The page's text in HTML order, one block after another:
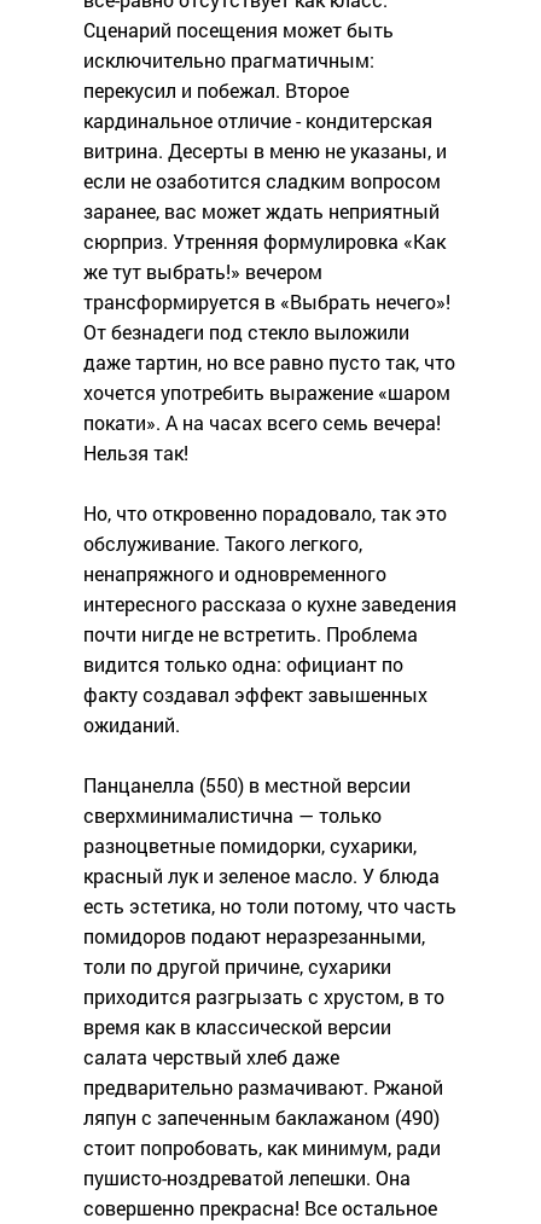
Сценарий посещения может быть
исключительно прагматичным:
перекусил и побежал. Второе
кардинальное отличие - кондитерская
витрина. Десерты в меню не указаны, и
если не озаботится сладким вопросом
заранее, вас может ждать неприятный
сюрприз. Утренняя формулировка «Как
же тут выбрать!» вечером
трансформируется в «Выбрать нечего»!
От безнадеги под стекло выложили
даже тартин, но все равно пусто так, что
хочется употребить выражение «шаром
покати». А на часах всего семь вечера!
Нельзя так!
Но, что откровенно порадовало, так это
обслуживание. Такого легкого,
ненапряжного и одновременного
интересного рассказа о кухне заведения
почти нигде не встретить. Проблема
видится только одна: официант по
факту создавал эффект завышенных
ожиданий.
Панцанелла (550) в местной версии
сверхминималистична — только
разноцветные помидорки, сухарики,
красный лук и зеленое масло. У блюда
есть эстетика, но толи потому, что часть
помидоров подают неразрезанными,
толи по другой причине, сухарики
приходится разгрызать с хрустом, в то
время как в классической версии
салата черствый хлеб даже
предварительно размачивают. Ржаной
ляпун с запеченным баклажаном (490)
стоит попробовать, как минимум, ради
пушисто-ноздреватой лепешки. Она
совершенно прекрасна! Все остальное